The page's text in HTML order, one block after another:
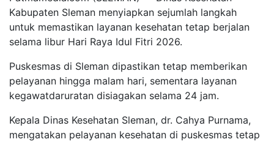
Kabupaten Sleman menyiapkan sejumlah langkah
untuk memastikan layanan kesehatan tetap berjalan
selama libur Hari Raya Idul Fitri 2026.
Puskesmas di Sleman dipastikan tetap memberikan
pelayanan hingga malam hari, sementara layanan
kegawatdaruratan disiagakan selama 24 jam.
Kepala Dinas Kesehatan Sleman, dr. Cahya Purnama,
mengatakan pelayanan kesehatan di puskesmas tetap